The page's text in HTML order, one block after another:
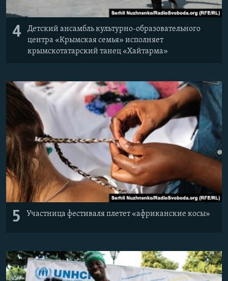
4
Детский ансамбль культурно-образовательного
центра «Крымская семья» исполняет
крымскотатарский танец «Хайтарма»
5 Участница фестиваля плетет «африканские косы»